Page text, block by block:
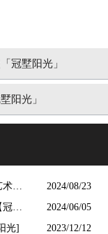
冠墅阳光」
阳光」
的
2024/08/23
墅
2024/06/05
光] 2023/12/12